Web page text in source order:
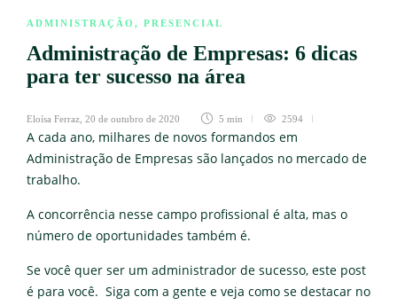
ADMINISTRAÇÃO , PRESENCIAL
Administração de Empresas: 6 dicas
para ter sucesso na área
Eloísa Ferraz 20 de outubro de 2020 5 min 2594
A cada ano, milhares de novos formandos em
Administração de Empresas são lançados no mercado de
trabalho.
A concorrência nesse campo profissional é alta, mas o
número de oportunidades também é.
Se você quer ser um administrador de sucesso, este post
é para você. Siga com a gente e veja como se destacar no